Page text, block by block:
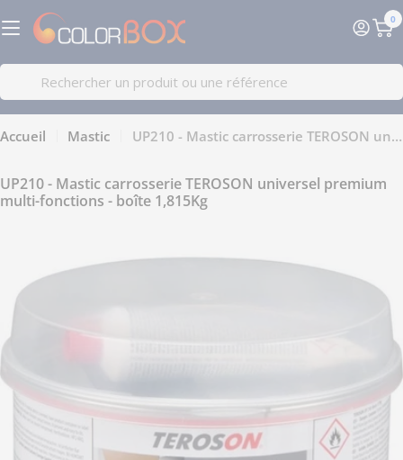
Passer
au
Recherche
0
Accueil Mastic UP210 - Mastic carrosserie TEROSON universel premium multi-fonctions - boîte 1,815Kg
UP210 - Mastic carrosserie TEROSON universel premium
multi-fonctions - boîte 1,815Kg
informations
sur
le
produit
le média 0 en mode modal